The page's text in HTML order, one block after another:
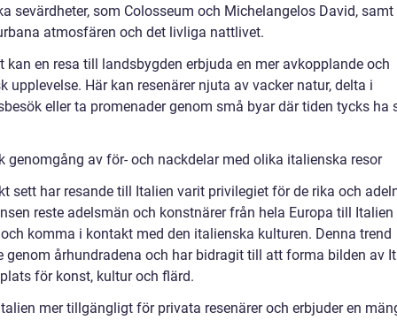
sevärdheter, som Colosseum och Michelangelos David, samt
atmosfären och det livliga nattlivet.
kan en resa till landsbygden erbjuda en mer avkopplande och
upplevelse. Här kan resenärer njuta av vacker natur, delta i
eller ta promenader genom små byar där tiden tycks ha
genomgång av för- och nackdelar med olika italienska resor
sett har resande till Italien varit privilegiet för de rika och
reste adelsmän och konstnärer från hela Europa till
komma i kontakt med den italienska kulturen. Denna trend
genom århundradena och har bidragit till att forma bilden av
för konst, kultur och flärd.
mer tillgängligt för privata resenärer och erbjuder en